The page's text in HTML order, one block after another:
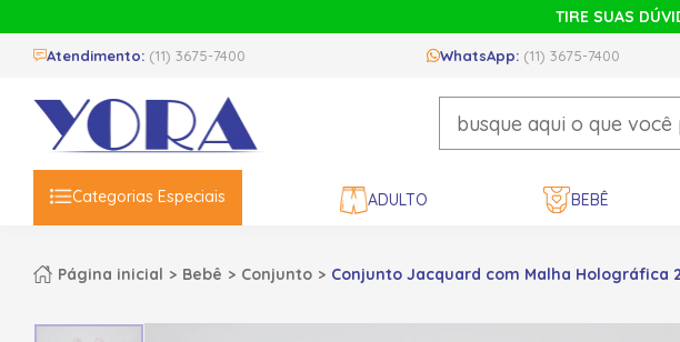
TIRE SUAS
Atendimento: (11) 3675-7400 WhatsApp: (11) 3675-7400
Categorias Especiais ADULTO BEBÊ
Página inicial Bebê Conjunto Conjunto Jacquard com Malha Holográfica